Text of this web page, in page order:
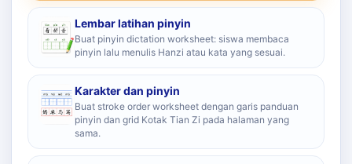
Lembar latihan pinyin
Buat pinyin dictation worksheet: siswa membaca
pinyin lalu menulis Hanzi atau kata yang sesuai.
Karakter dan pinyin
Buat stroke order worksheet dengan garis panduan
pinyin dan grid Kotak Tian Zi pada halaman yang
sama.